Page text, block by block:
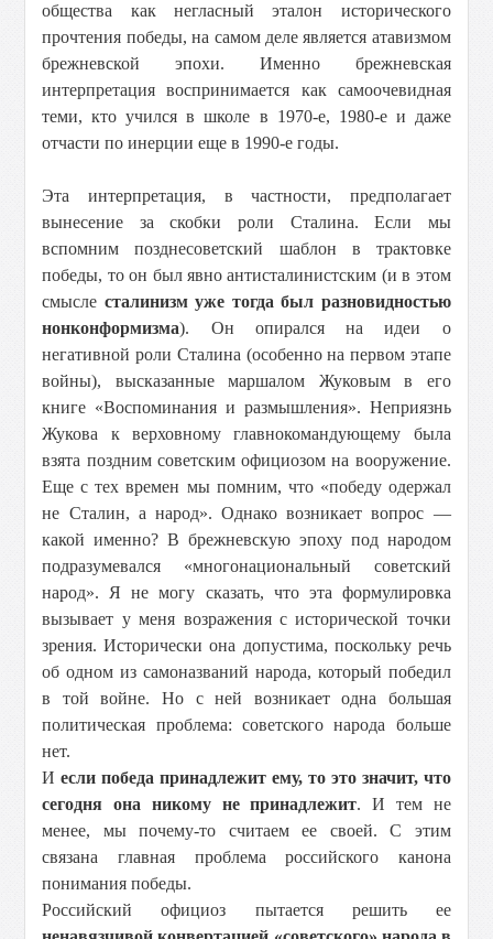
общества как негласный эталон исторического
прочтения победы, на самом деле является атавизмом
брежневской эпохи. Именно брежневская
интерпретация воспринимается как самоочевидная
теми, кто учился в школе в 1970-е, 1980-е и даже
отчасти по инерции еще в 1990-е годы.
Эта интерпретация, в частности, предполагает
вынесение за скобки роли Сталина. Если мы
вспомним позднесоветский шаблон в трактовке
победы, то он был явно антисталинистским (и в этом
смысле сталинизм уже тогда был разновидностью
нонконформизма). Он опирался на идеи о
негативной роли Сталина (особенно на первом этапе
войны), высказанные маршалом Жуковым в его
книге «Воспоминания и размышления». Неприязнь
Жукова к верховному главнокомандующему была
взята поздним советским официозом на вооружение.
Еще с тех времен мы помним, что «победу одержал
не Сталин, а народ». Однако возникает вопрос —
какой именно? В брежневскую эпоху под народом
подразумевался «многонациональный советский
народ». Я не могу сказать, что эта формулировка
вызывает у меня возражения с исторической точки
зрения. Исторически она допустима, поскольку речь
об одном из самоназваний народа, который победил
в той войне. Но с ней возникает одна большая
политическая проблема: советского народа больше
нет.
Иесли победа принадлежит ему, то это значит, что
сегодня она никому не принадлежит. И тем не
менее, мы почему-то считаем ее своей. С этим
связана главная проблема российского канона
понимания победы.
Российский официоз пытается решить ее